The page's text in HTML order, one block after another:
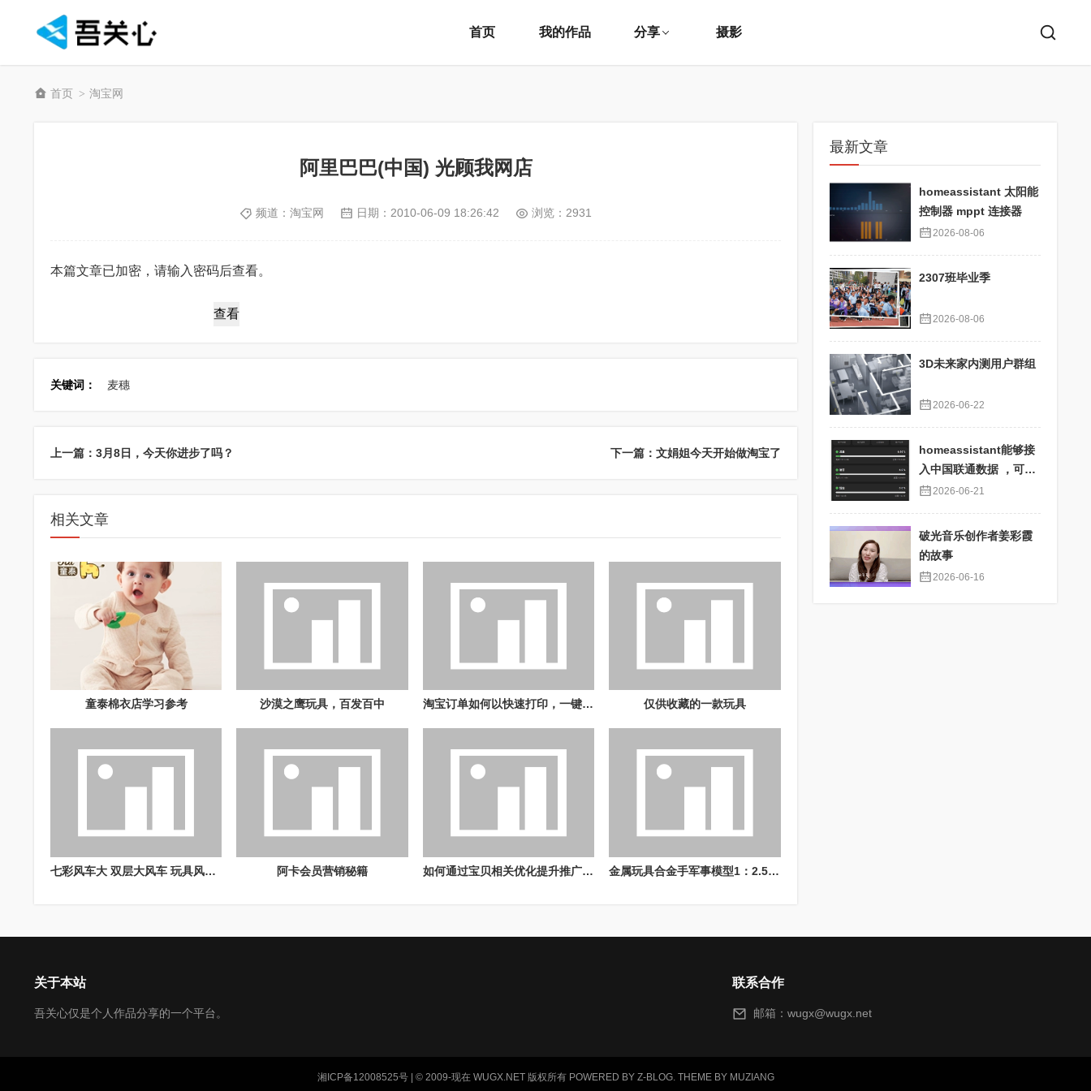
首页 我的作品 分享 摄影
首页 > 淘宝网
阿里巴巴(中国) 光顾我网店
频道： 淘宝网 日期： 2010-06-09 18:26:42 浏览：2931
本篇文章已加密，请输入密码后查看。
关键词： 麦穗
上一篇：3月8日，今天你进步了吗？ 下一篇：文娟姐今天开始做淘宝了
相关文章
童泰棉衣店学习参考 沙漠之鹰玩具，百发百中 淘宝订单如何以快速打印，一键打印 仅供收藏的一款玩具
七彩风车大 双层大风车 玩具风车 大风车 阿卡会员营销秘籍 如何通过宝贝相关优化提升推广效果 金属玩具合金手军事模型1：2.5 沙漠之鹰手枪模型
最新文章
homeassistant 太阳能
控制器 mppt 连接器
2026-08-06
2307班毕业季
2026-08-06
3D未来家内测用户群组
2026-06-22
homeassistant能够接
入中国联通数据 ，可以
查看每月费用等数据详
2026-06-21
破光音乐创作者姜彩霞
的故事
2026-06-16
关于本站
吾关心仅是个人作品分享的一个平台。
联系合作
邮箱：wugx@wugx.net
湘ICP备12008525号| © 2009-现在 WUGX.NET 版权所有 POWERED BY Z-BLOG. THEME BY MUZIANG